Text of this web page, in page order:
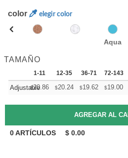
color elegir color
Aqua
TAMAÑO
1-11 12-35 36-71 72-143
Adjustable
$20.86 $20.24 $19.62 $19.00
0ARTÍCULOS $ 0.00